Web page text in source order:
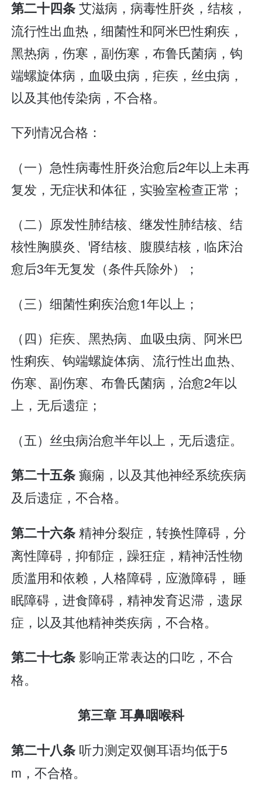
第二十四条艾滋病，病毒性肝炎，结核，
流行性出血热，细菌性和阿米巴性痢疾，
黑热病，伤寒，副伤寒，布鲁氏菌病，钩
端螺旋体病，血吸虫病，疟疾，丝虫病，
以及其他传染病，不合格。
下列情况合格：
（一）急性病毒性肝炎治愈后2年以上未再
复发，无症状和体征，实验室检查正常；
（二）原发性肺结核、继发性肺结核、结
核性胸膜炎、肾结核、腹膜结核，临床治
愈后3年无复发（条件兵除外）；
（三）细菌性痢疾治愈1年以上；
（四）疟疾、黑热病、血吸虫病、阿米巴
性痢疾、钩端螺旋体病、流行性出血热、
伤寒、副伤寒、布鲁氏菌病，治愈2年以
上，无后遗症；
（五）丝虫病治愈半年以上，无后遗症。
第二十五条癫痫，以及其他神经系统疾病
及后遗症，不合格。
第二十六条精神分裂症，转换性障碍，分
离性障碍，抑郁症，躁狂症，精神活性物
质滥用和依赖，人格障碍，应激障碍， 睡
眠障碍，进食障碍，精神发育迟滞，遗尿
症，以及其他精神类疾病，不合格。
第二十七条影响正常表达的口吃，不合
格。
第三章 耳鼻咽喉科
第二十八条 听力测定双侧耳语均低于5
m，不合格。